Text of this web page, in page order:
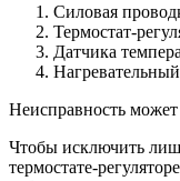
Силовая
Термостат-
Датчика
Неисправность может
Чтобы исключить
термостате-